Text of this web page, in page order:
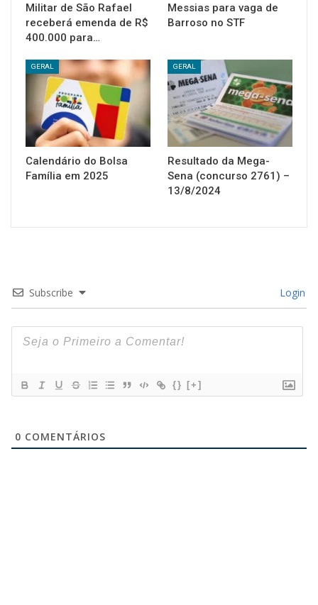
Militar de São Rafael
receberá emenda de R$
400.000 para…
Messias para vaga de
Barroso no STF
GERAL
Calendário do Bolsa
Família em 2025
GERAL
Resultado da Mega-
Sena (concurso 2761) –
13/8/2024
Subscribe Login
{} [+]
0 COMENTÁRIOS